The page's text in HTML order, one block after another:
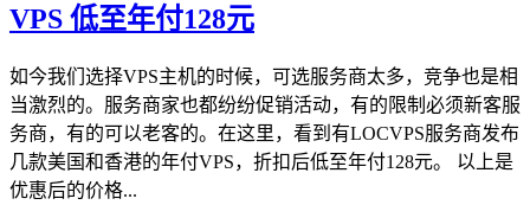
VPS 低至年付128元
如今我们选择VPS主机的时候，可选服务商太多，竞争也是相
当激烈的。服务商家也都纷纷促销活动，有的限制必须新客服
务商，有的可以老客的。在这里，看到有LOCVPS服务商发布
几款美国和香港的年付VPS，折扣后低至年付128元。 以上是
优惠后的价格...